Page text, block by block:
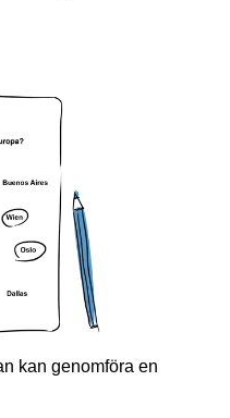
kan genomföra en